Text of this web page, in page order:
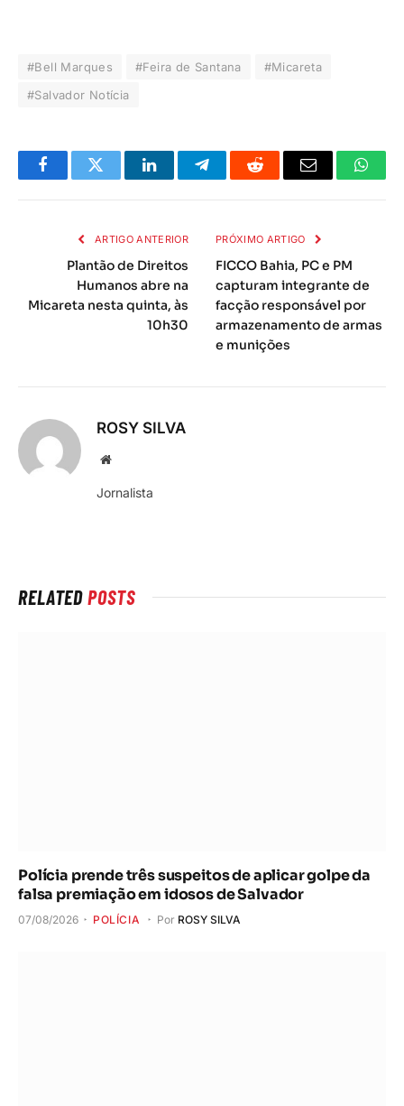
#Bell Marques #Feira de Santana
#Micareta
#Salvador Notícia
FacebookTwitter LinkedInTelegramaReddit
E-
ARTIGO ANTERIOR
Plantão de Direitos
Humanos abre na
Micareta nesta quinta, às
10h30
PRÓXIMO ARTIGO
FICCO Bahia, PC e PM
capturam integrante de
facção responsável por
armazenamento de armas
e munições
ROSY SILVA
Local
rede
Jornalista
RELATEDPOSTS
Polícia prende três suspeitos de aplicar golpe da
falsa premiação em idosos de Salvador
07/08/2026 POLÍCIA Por ROSY SILVA